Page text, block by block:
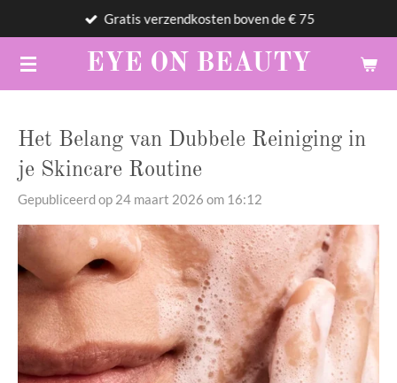
naar
de
EYE ON BEAUTY
Gratis verzendkosten boven de € 75
Het Belang van Dubbele Reiniging in
je Skincare Routine
Gepubliceerd op 24 maart 2026 om 16:12